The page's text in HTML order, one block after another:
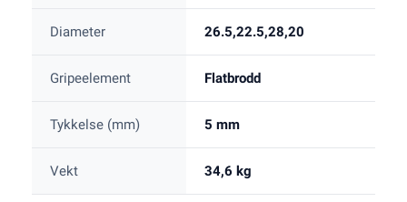
Diameter 26.5,22.5,28,20
Gripeelement Flatbrodd
Tykkelse (mm) 5 mm
Vekt 34,6 kg